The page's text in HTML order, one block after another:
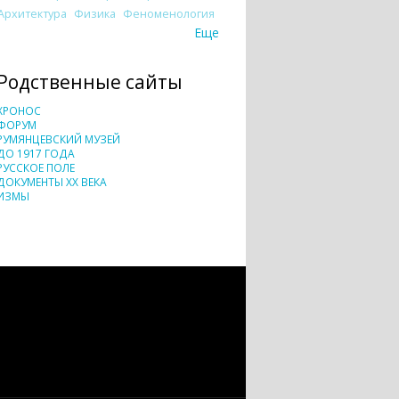
Физика Феноменология
Еще
сайты
МУЗЕЙ
1917 ГОДА
ПОЛЕ
XX ВЕКА